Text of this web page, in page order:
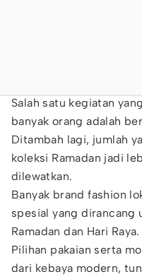
Salah satu kegiatan
banyak orang adalah
Ditambah lagi, jumlah
koleksi Ramadan jadi
dilewatkan.
Banyak brand fashion
spesial yang dirancang
Ramadan dan Hari Raya.
Pilihan pakaian serta
dari kebaya modern,